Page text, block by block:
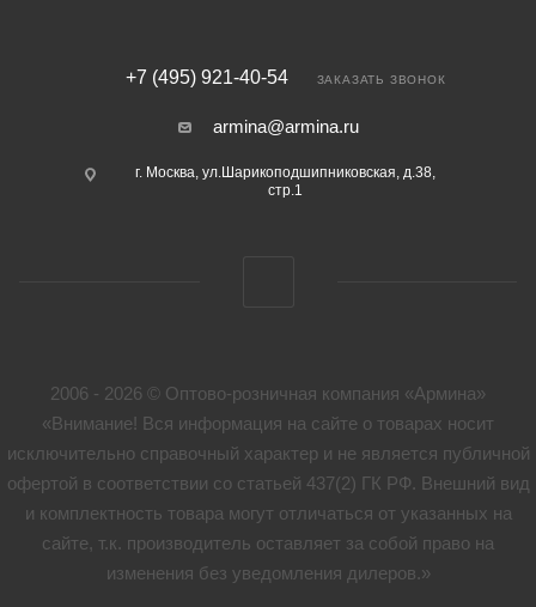
+7 (495) 921-40-54 ЗАКАЗАТЬ ЗВОНОК
armina@armina.ru
г. Москва, ул.Шарикоподшипниковская, д.38,
стр.1
2006 - 2026 © Оптово-розничная компания «Армина»
«Внимание! Вся информация на сайте о товарах носит
исключительно справочный характер и не является публичной
офертой в соответствии со статьей 437(2) ГК РФ. Внешний вид
и комплектность товара могут отличаться от указанных на
сайте, т.к. производитель оставляет за собой право на
изменения без уведомления дилеров.»